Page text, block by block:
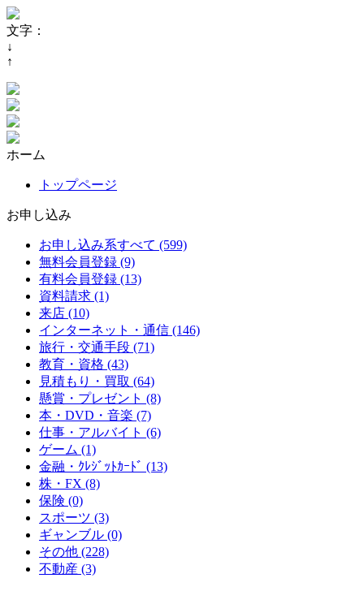
文字：
↓
↑
ホーム
トップページ
お申し込み
お申し込み系すべて (599)
無料会員登録 (9)
有料会員登録 (13)
資料請求 (1)
来店 (10)
インターネット・通信 (146)
旅行・交通手段 (71)
教育・資格 (43)
見積もり・買取 (64)
懸賞・プレゼント (8)
本・DVD・音楽 (7)
仕事・アルバイト (6)
ゲーム (1)
金融・ｸﾚｼﾞｯﾄｶｰﾄﾞ (13)
株・FX (8)
保険 (0)
スポーツ (3)
ギャンブル (0)
その他 (228)
不動産 (3)